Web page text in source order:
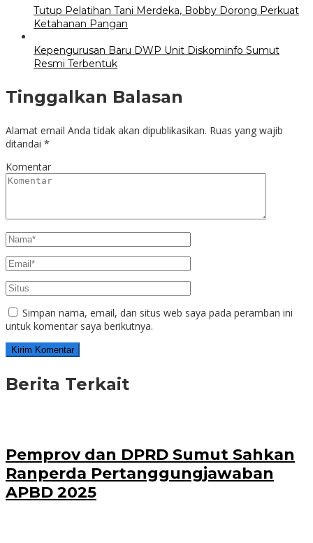
Tutup Pelatihan Tani Merdeka, Bobby Dorong Perkuat
Ketahanan Pangan
Kepengurusan Baru DWP Unit Diskominfo Sumut
Resmi Terbentuk
Tinggalkan Balasan
Alamat email Anda tidak akan dipublikasikan. Ruas yang wajib
ditandai *
Komentar
Simpan nama, email, dan situs web saya pada peramban ini
untuk komentar saya berikutnya.
Berita Terkait
Pemprov dan DPRD Sumut Sahkan
Ranperda Pertanggungjawaban
APBD 2025